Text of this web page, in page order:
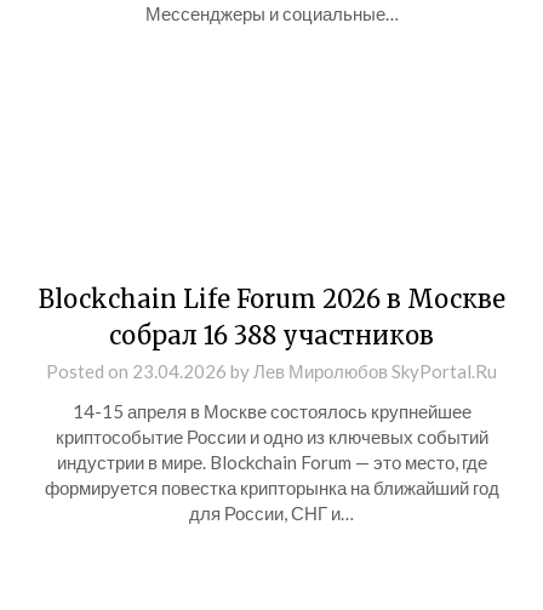
Мессенджеры и социальные…
Blockchain Life Forum 2026 в Москве
собрал 16 388 участников
Posted on 23.04.2026 by Лев Миролюбов SkyPortal.Ru
14-15 апреля в Москве состоялось крупнейшее
криптособытие России и одно из ключевых событий
индустрии в мире. Blockchain Forum — это место, где
формируется повестка крипторынка на ближайший год
для России, СНГ и…